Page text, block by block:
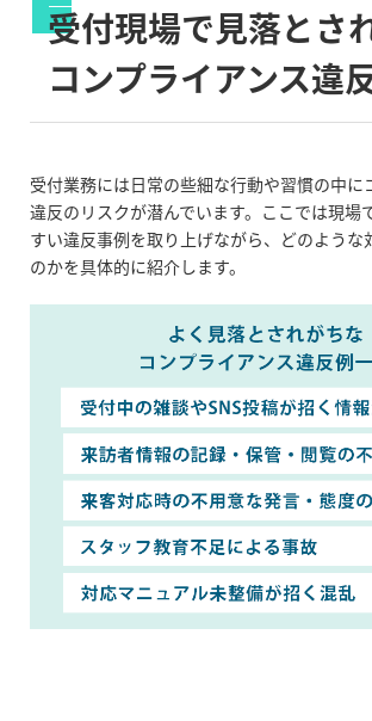
受付現場で見落とさ
コンプライアンス違
受付業務には日常の些細な行動や習慣の中に
違反のリスクが潜んでいます。ここでは現場
すい違反事例を取り上げながら、どのような
のかを具体的に紹介します。